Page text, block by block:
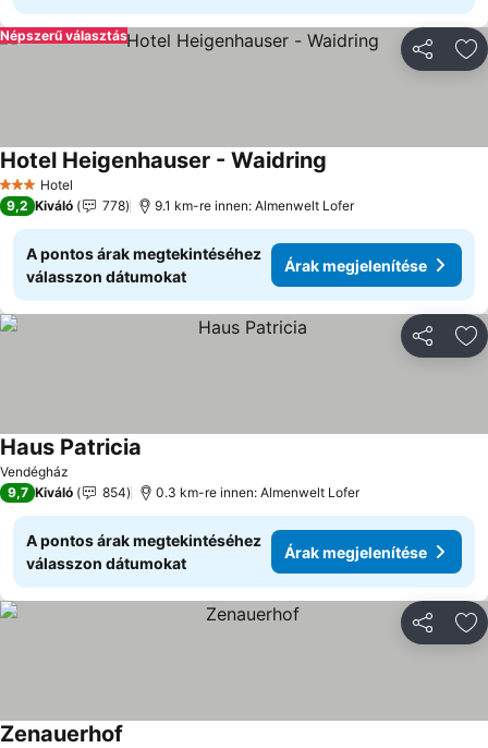
Népszerű választás
3 Kategória
Hotel
Hotel Heigenhauser - Waidring
9,2 Kiváló 778 9.1 km-re innen: Almenwelt Lofer
A pontos árak megtekintéséhez
válasszon dátumokat
Árak megjelenítése
Vendégház
Haus Patricia
9,7 Kiváló 854 0.3 km-re innen: Almenwelt Lofer
A pontos árak megtekintéséhez
válasszon dátumokat
Árak megjelenítése
Zenauerhof